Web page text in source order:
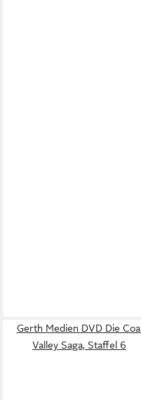
Gerth Medien DVD Die Coal
Valley Saga, Staffel 6